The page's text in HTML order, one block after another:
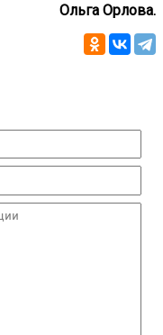
Ольга Орлова.